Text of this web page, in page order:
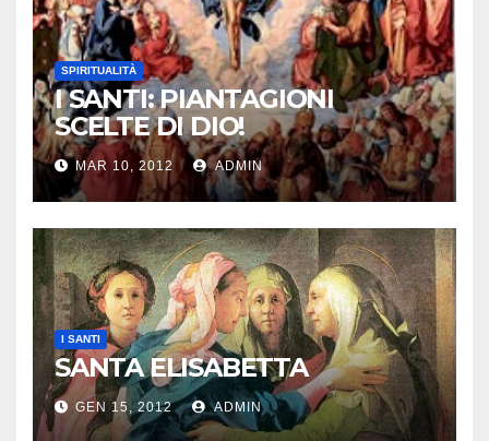
SPIRITUALITÀ
I SANTI: PIANTAGIONI
SCELTE DI DIO!
MAR 10, 2012 ADMIN
I SANTI
SANTA ELISABETTA
GEN 15, 2012 ADMIN